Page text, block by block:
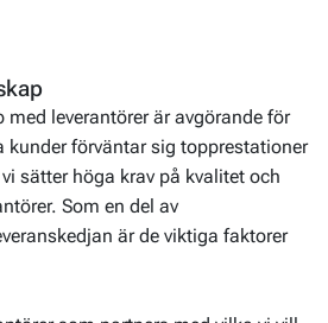
leverantörer är avgörande för
kunder förväntar sig topprestationer
sätter höga krav på kvalitet och
Som en del av
är de viktiga faktorer